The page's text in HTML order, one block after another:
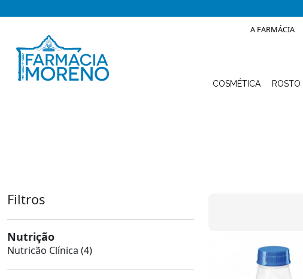
A FARMÁCIA
COSMÉTICA ROSTO
Filtros
Nutrição
Nutricão Clínica (4)